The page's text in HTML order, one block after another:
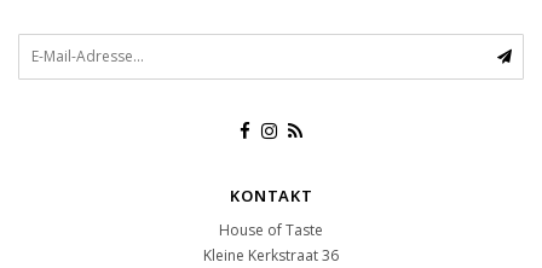
KONTAKT
House of Taste
Kleine Kerkstraat 36